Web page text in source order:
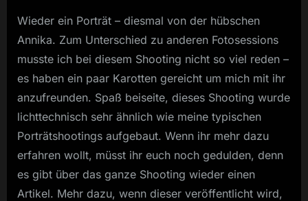
portrait
shooting
with
the
Annika
Wieder ein Porträt – diesmal von der hübschen
Annika. Zum Unterschied zu anderen Fotosessions
musste ich bei diesem Shooting nicht so viel reden –
es haben ein paar Karotten gereicht um mich mit ihr
anzufreunden. Spaß beiseite, dieses Shooting wurde
lichttechnisch sehr ähnlich wie meine typischen
Porträtshootings aufgebaut. Wenn ihr mehr dazu
erfahren wollt, müsst ihr euch noch gedulden, denn
es gibt über das ganze Shooting wieder einen
Artikel. Mehr dazu, wenn dieser veröffentlicht wird,